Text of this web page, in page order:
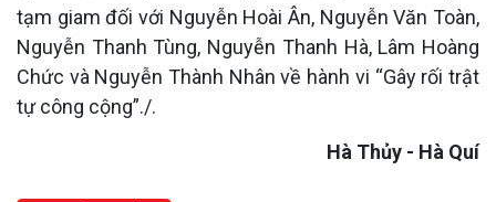
tạm giam đối với Nguyễn Hoài Ân, Nguyễn Văn Toàn,
Nguyễn Thanh Tùng, Nguyễn Thanh Hà, Lâm Hoàng
Chức và Nguyễn Thành Nhân về hành vi “Gây rối trật
tự công cộng”./.
Hà Thủy - Hà Quí